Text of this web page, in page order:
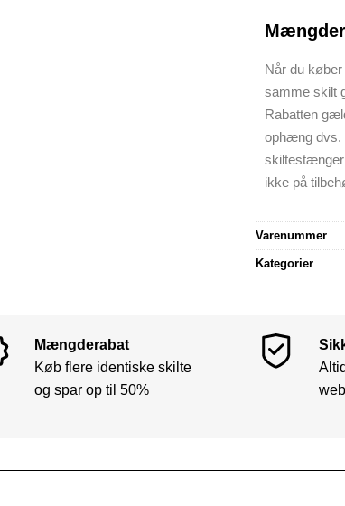
Når du
samme skilt
Rabatten
ophæng dvs.
ikke på
Varenummer
Kategorier
Mængderabat
Køb flere identiske skilte
og spar op til 50%